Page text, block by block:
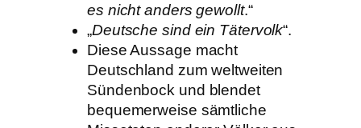
es nicht anders gewollt.“
„Deutsche sind ein Tätervolk“.
Diese Aussage macht
Deutschland zum weltweiten
Sündenbock und blendet
bequemerweise sämtliche